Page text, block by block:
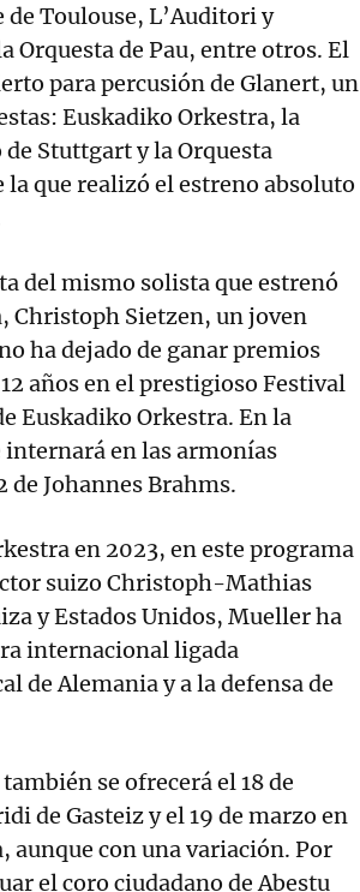
Toulouse, L’Auditori y
Orquesta de Pau, entre otros. El
para percusión de Glanert, un
Euskadiko Orkestra, la
Stuttgart y la Orquesta
que realizó el estreno absoluto
del mismo solista que estrenó
Christoph Sietzen, un joven
ha dejado de ganar premios
años en el prestigioso Festival
Euskadiko Orkestra. En la
internará en las armonías
Johannes Brahms.
en 2023, en este programa
suizo Christoph-Mathias
y Estados Unidos, Mueller ha
internacional ligada
de Alemania y a la defensa de
se ofrecerá el 18 de
de Gasteiz y el 19 de marzo en
aunque con una variación. Por
el coro ciudadano de Abestu